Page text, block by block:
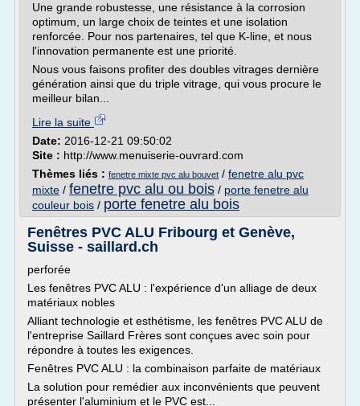
Une grande robustesse, une résistance à la corrosion
optimum, un large choix de teintes et une isolation
renforcée. Pour nos partenaires, tel que K-line, et nous
l'innovation permanente est une priorité.
Nous vous faisons profiter des doubles vitrages dernière
génération ainsi que du triple vitrage, qui vous procure le
meilleur bilan...
Lire la suite
Date: 2016-12-21 09:50:02
Site : http://www.menuiserie-ouvrard.com
Thèmes liés : fenetre mixte pvc alu bouvet / fenetre alu pvc
mixte / fenetre pvc alu ou bois / porte fenetre alu
couleur bois / porte fenetre alu bois
Fenêtres PVC ALU Fribourg et Genève,
Suisse - saillard.ch
perforée
Les fenêtres PVC ALU : l'expérience d'un alliage de deux
matériaux nobles
Alliant technologie et esthétisme, les fenêtres PVC ALU de
l'entreprise Saillard Frères sont conçues avec soin pour
répondre à toutes les exigences.
Fenêtres PVC ALU : la combinaison parfaite de matériaux
La solution pour remédier aux inconvénients que peuvent
présenter l'aluminium et le PVC est...